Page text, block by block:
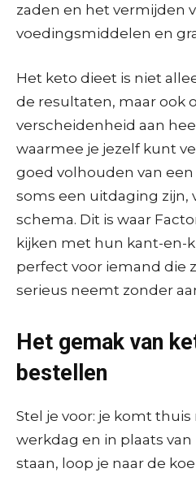
zaden en het vermijden
voedingsmiddelen en
Het keto dieet is niet
de resultaten, maar ook
verscheidenheid aan
waarmee je jezelf kunt
goed volhouden van
soms een uitdaging zijn,
schema. Dit is waar
kijken met hun kant-en-
perfect voor iemand die
serieus neemt zonder
Het gemak van
bestellen
Stel je voor: je komt
werkdag en in plaats
staan, loop je naar de